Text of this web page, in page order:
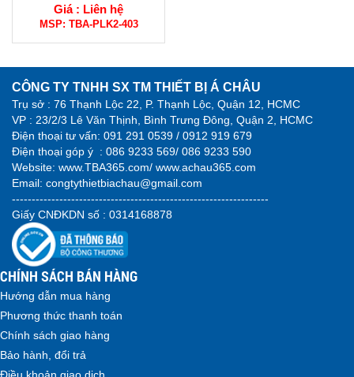
Giá : Liên hệ
MSP: TBA-PLK2-403
CÔNG TY TNHH SX TM THIẾT BỊ Á CHÂU
Trụ sở : 76 Thạnh Lộc 22, P. Thạnh Lộc, Quận 12, HCMC
VP : 23/2/3 Lê Văn Thịnh, Bình Trưng Đông, Quận 2, HCMC
Điện thoại tư vấn: 091 291 0539 / 0912 919 679
Điện thoại góp ý : 086 9233 569/ 086 9233 590
Website: www.TBA365.com/ www.achau365.com
Email: congtythietbiachau@gmail.com
-----------------------------------------------------------------
Giấy CNĐKDN số : 0314168878
CHÍNH SÁCH BÁN HÀNG
Hướng dẫn mua hàng
Phương thức thanh toán
Chính sách giao hàng
Bảo hành, đổi trả